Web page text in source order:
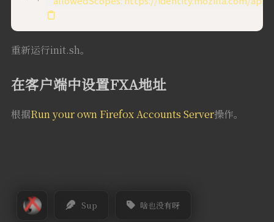
重新运行init.sh。
在客户端中设置FXA地址
根据Run your own Firefox Accounts Server操作。
Sup 啥也没有呀